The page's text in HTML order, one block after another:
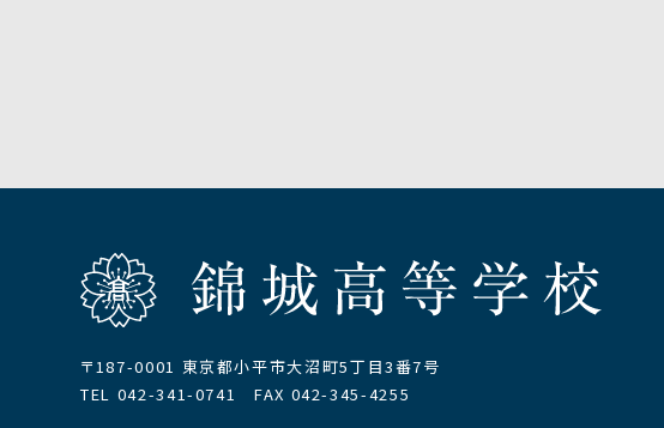
〒187-0001 東京都小平市大沼町5丁目3番7号
TEL 042-341-0741 FAX 042-345-4255